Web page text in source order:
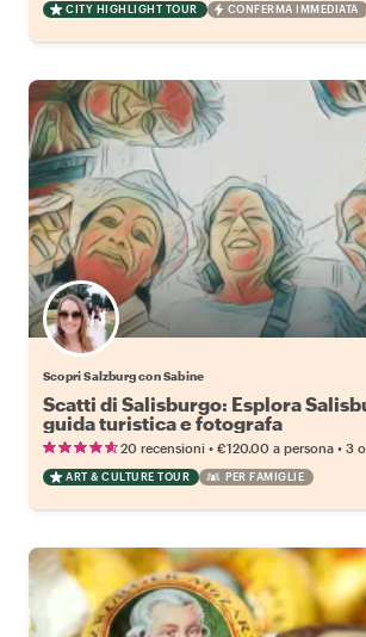
CITY HIGHLIGHT TOUR CONFERMA IMMEDIATA
Scopri Salzburg con Sabine
Scatti di Salisburgo: Esplora
guida turistica e fotografa
20 recensioni • €120.00 a persona • 3
ART & CULTURE TOUR PER FAMIGLIE